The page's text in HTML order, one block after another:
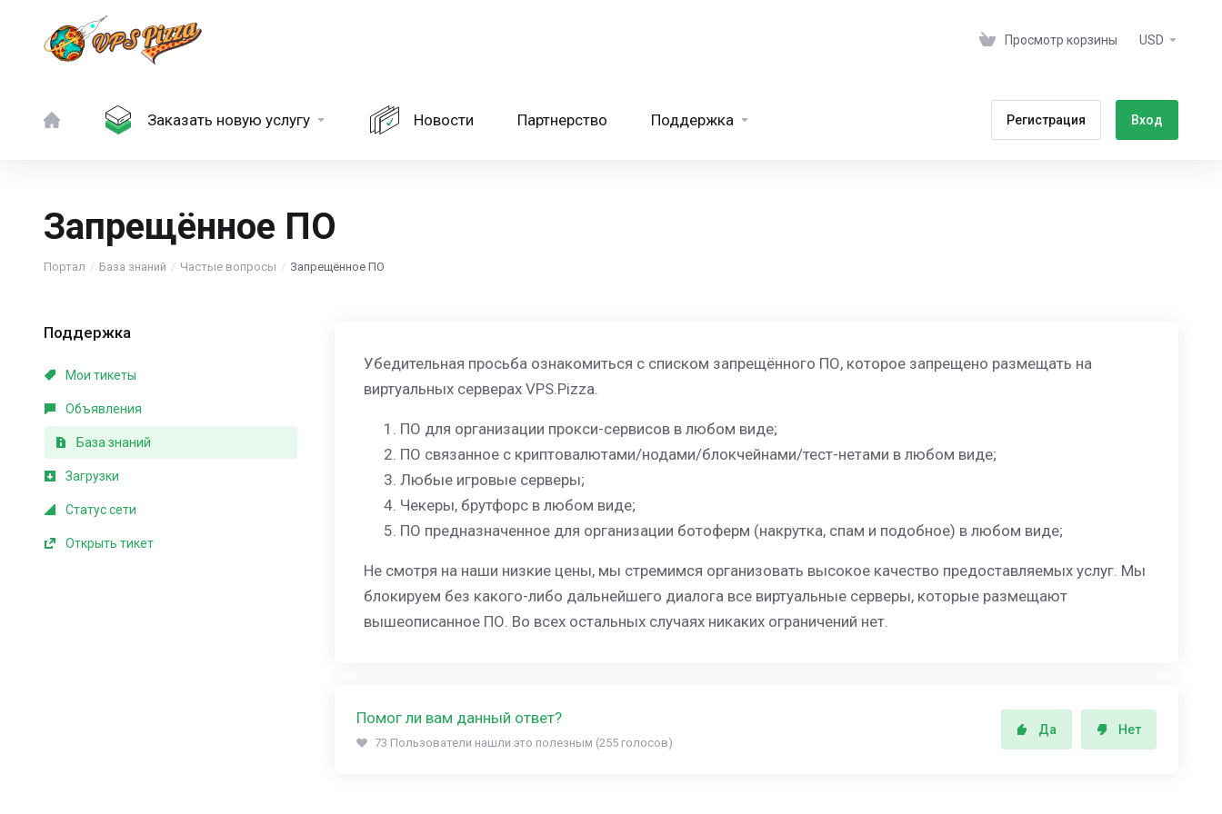
Просмотр корзины USD
Заказать новую услугу Новости Партнерство Поддержка Регистрация Вход
Запрещённое ПО
Портал База знаний Частые вопросы Запрещённое ПО
Поддержка
Мои тикеты
Объявления
База знаний
Загрузки
Статус сети
Открыть тикет
Убедительная просьба ознакомиться с списком запрещённого ПО, которое запрещено размещать на
виртуальных серверах VPS.Pizza.
ПО для организации прокси-сервисов в любом виде;
ПО связанное с криптовалютами/нодами/блокчейнами/тест-нетами в любом виде;
Любые игровые серверы;
Чекеры, брутфорс в любом виде;
ПО предназначенное для организации ботоферм (накрутка, спам и подобное) в любом виде;
Не смотря на наши низкие цены, мы стремимся организовать высокое качество предоставляемых услуг. Мы
блокируем без какого-либо дальнейшего диалога все виртуальные серверы, которые размещают
вышеописанное ПО. Во всех остальных случаях никаких ограничений нет.
Помог ли вам данный ответ?
73 Пользователи нашли это полезным (255 голосов)
Да Нет